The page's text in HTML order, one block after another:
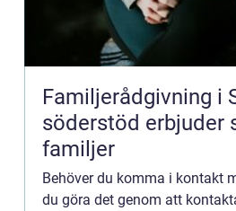
Familjerådgivning i
söderstöd erbjuder
familjer
Behöver du komma i kontakt
du göra det genom att